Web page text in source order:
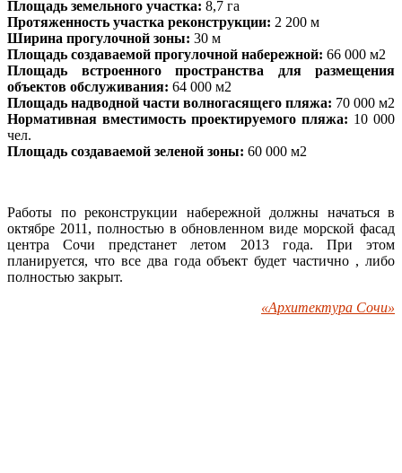
Площадь земельного участка: 8,7 га
Протяженность участка реконструкции: 2 200 м
Ширина прогулочной зоны: 30 м
Площадь создаваемой прогулочной набережной: 66 000 м2
Площадь встроенного пространства для размещения
объектов обслуживания: 64 000 м2
Площадь надводной части волногасящего пляжа: 70 000 м2
Нормативная вместимость проектируемого пляжа: 10 000
чел.
Площадь создаваемой зеленой зоны: 60 000 м2
Работы по реконструкции набережной должны начаться в
октябре 2011, полностью в обновленном виде морской фасад
центра Сочи предстанет летом 2013 года. При этом
планируется, что все два года объект будет частично , либо
полностью закрыт.
«Архитектура Сочи»